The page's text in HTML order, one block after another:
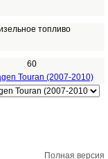
топливо
60
Touran (2007-2010)
Полная версия